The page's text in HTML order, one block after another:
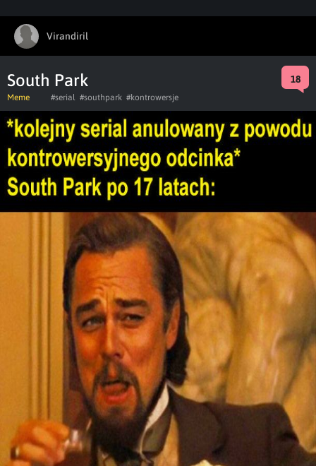
Virandiril
South Park 18
Meme #serial #southpark #kontrowersje